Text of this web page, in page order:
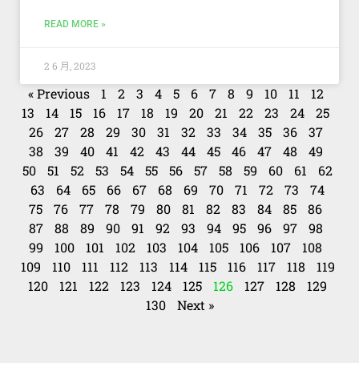
READ MORE »
2 6 月, 2023
« Previous 1 2 3 4 5 6 7 8 9 10 11
12
13
14 15 16 17 18 19 20 21 22 23 24
25
26
27 28 29 30 31 32 33 34 35 36
37
38
39 40 41 42 43 44 45 46 47 48
49
50
51 52 53 54 55 56 57 58 59 60 61
62
63
64 65 66 67 68 69 70 71 72 73
74
75
76 77 78 79 80 81 82 83 84 85
86
87
88 89 90 91 92 93 94 95 96 97
98
99
100 101 102 103 104 105 106 107
108
109
110 111 112 113 114 115 116 117 118
119
120
121 122 123 124 125 126 127 128
129
130
Next »